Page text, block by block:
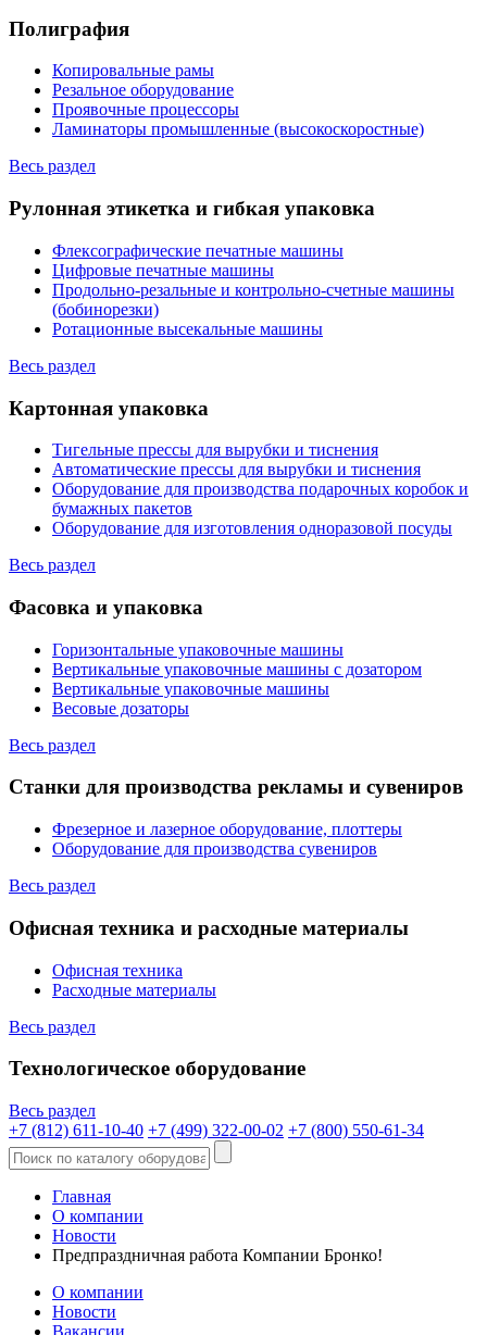
Полиграфия
Копировальные рамы
Резальное оборудование
Проявочные процессоры
Ламинаторы промышленные (высокоскоростные)
Весь раздел
Рулонная этикетка и гибкая упаковка
Флексографические печатные машины
Цифровые печатные машины
Продольно-резальные и контрольно-счетные машины
(бобинорезки)
Ротационные высекальные машины
Весь раздел
Картонная упаковка
Тигельные прессы для вырубки и тиснения
Автоматические прессы для вырубки и тиснения
Оборудование для производства подарочных коробок и
бумажных пакетов
Оборудование для изготовления одноразовой посуды
Весь раздел
Фасовка и упаковка
Горизонтальные упаковочные машины
Вертикальные упаковочные машины с дозатором
Вертикальные упаковочные машины
Весовые дозаторы
Весь раздел
Станки для производства рекламы и сувениров
Фрезерное и лазерное оборудование, плоттеры
Оборудование для производства сувениров
Весь раздел
Офисная техника и расходные материалы
Офисная техника
Расходные материалы
Весь раздел
Технологическое оборудование
Весь раздел
+7 (812) 611-10-40 +7 (499) 322-00-02 +7 (800) 550-61-34
Главная
О компании
Новости
Предпраздничная работа Компании Бронко!
О компании
Новости
Вакансии